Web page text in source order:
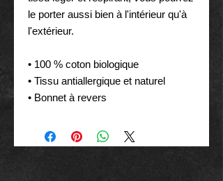
le porter aussi bien à l'intérieur qu'à
l'extérieur.
• 100 % coton biologique
• Tissu antiallergique et naturel
• Bonnet à revers